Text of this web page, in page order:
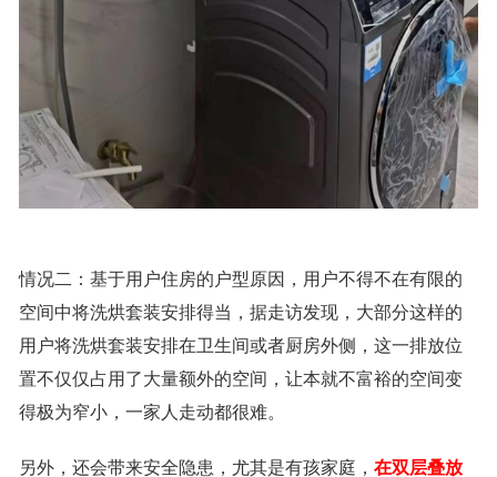
情况二：基于用户住房的户型原因，用户不得不在有限的
空间中将洗烘套装安排得当，据走访发现，大部分这样的
用户将洗烘套装安排在卫生间或者厨房外侧，这一排放位
置不仅仅占用了大量额外的空间，让本就不富裕的空间变
得极为窄小，一家人走动都很难。
另外，还会带来安全隐患，尤其是有孩家庭， 在双层叠放